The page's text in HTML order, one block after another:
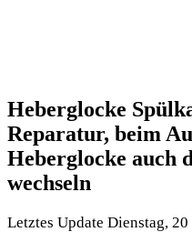
Heberglocke
Reparatur, beim
Heberglocke auch
wechseln
Letztes Update Dienstag, 20